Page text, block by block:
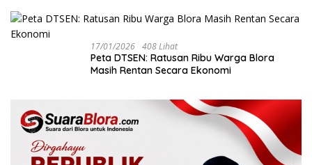
17/01/2026 408 Lihat
‎Peta DTSEN: Ratusan Ribu Warga Blora
Masih Rentan Secara Ekonomi